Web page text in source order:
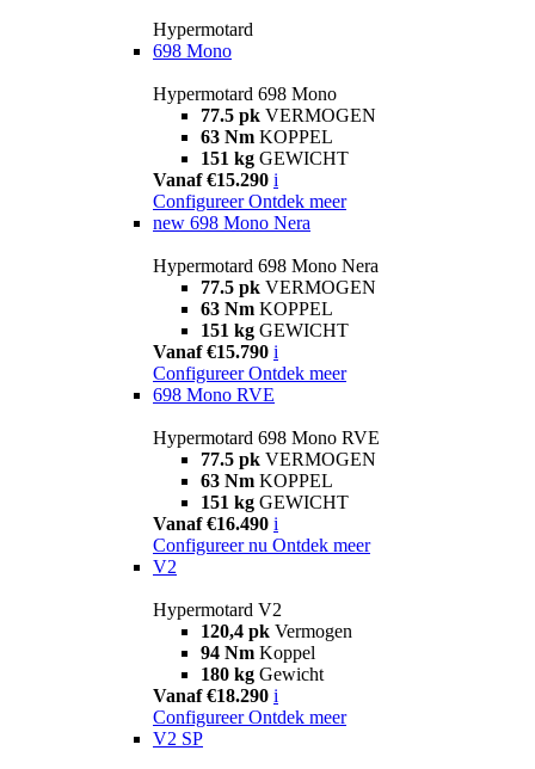
Hypermotard
698 Mono
Hypermotard 698 Mono
77.5 pk VERMOGEN
63 Nm KOPPEL
151 kg GEWICHT
Vanaf €15.290 i
Configureer Ontdek meer
new 698 Mono Nera
Hypermotard 698 Mono Nera
77.5 pk VERMOGEN
63 Nm KOPPEL
151 kg GEWICHT
Vanaf €15.790 i
Configureer Ontdek meer
698 Mono RVE
Hypermotard 698 Mono RVE
77.5 pk VERMOGEN
63 Nm KOPPEL
151 kg GEWICHT
Vanaf €16.490 i
Configureer nu Ontdek meer
V2
Hypermotard V2
120,4 pk Vermogen
94 Nm Koppel
180 kg Gewicht
Vanaf €18.290 i
Configureer Ontdek meer
V2 SP